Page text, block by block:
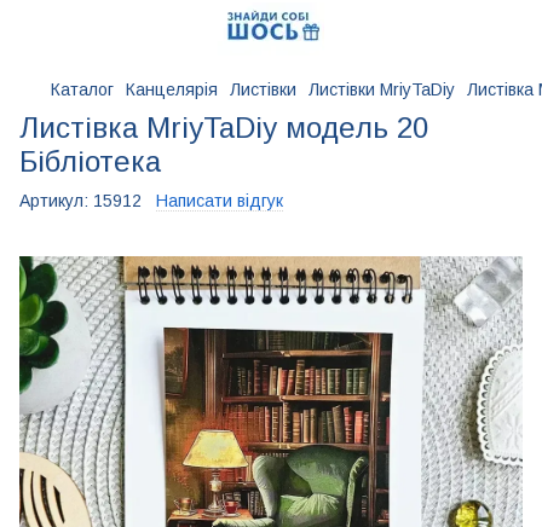
Каталог Канцелярія Листівки Листівки MriyTaDiy
Листівка MriyTaDiy модель 20
Бібліотека
Артикул: 15912 Написати відгук